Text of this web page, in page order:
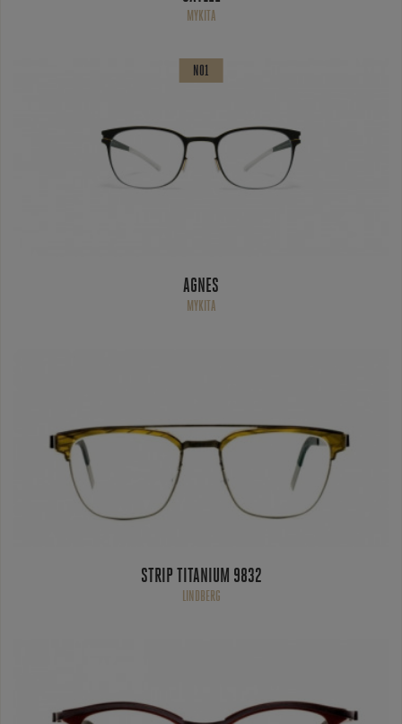
MYKITA
NO1
AGNES
MYKITA
STRIP TITANIUM 9832
LINDBERG